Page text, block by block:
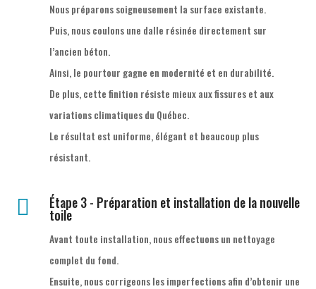
Nous préparons soigneusement la surface existante.
Puis, nous coulons une dalle résinée directement sur
l’ancien béton.
Ainsi, le pourtour gagne en modernité et en durabilité.
De plus, cette finition résiste mieux aux fissures et aux
variations climatiques du Québec.
Le résultat est uniforme, élégant et beaucoup plus
résistant.
 Étape 3 - Préparation et installation de la nouvelle
toile
Avant toute installation, nous effectuons un nettoyage
complet du fond.
Ensuite, nous corrigeons les imperfections afin d’obtenir une